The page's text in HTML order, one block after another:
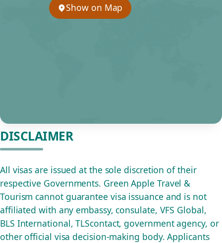
Show on Map
DISCLAIMER
All visas are issued at the sole discretion of their
respective Governments. Green Apple Travel &
Tourism cannot guarantee visa issuance and is not
affiliated with any embassy, consulate, VFS Global,
BLS International, TLScontact, government agency, or
other official visa decision-making body. Applicants